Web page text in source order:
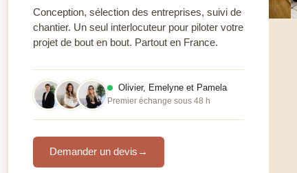
Conception, sélection des entreprises, suivi de
chantier. Un seul interlocuteur pour piloter votre
projet de bout en bout. Partout en France.
Olivier, Emelyne et Pamela
Premier échange sous 48 h
Demander un devis →